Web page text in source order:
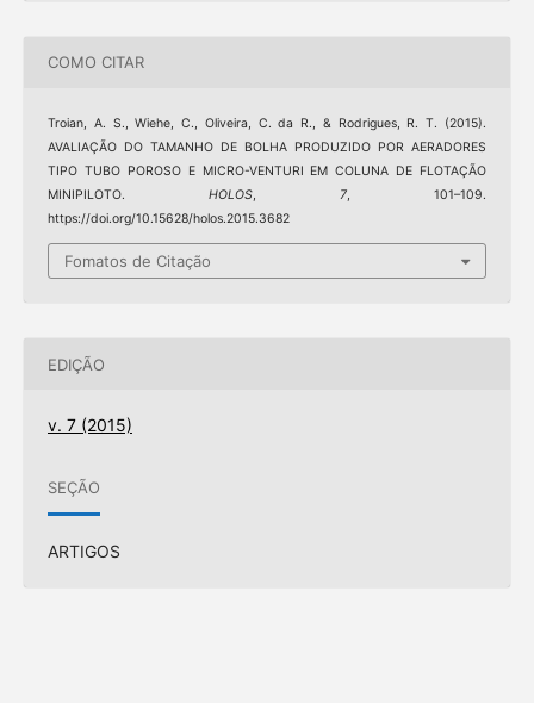
COMO CITAR
Troian, A. S., Wiehe, C., Oliveira, C. da R., & Rodrigues, R. T. (2015).
AVALIAÇÃO DO TAMANHO DE BOLHA PRODUZIDO POR AERADORES
TIPO TUBO POROSO E MICRO-VENTURI EM COLUNA DE FLOTAÇÃO
MINIPILOTO. HOLOS,7, 101–109.
https://doi.org/10.15628/holos.2015.3682
Fomatos de Citação
EDIÇÃO
v. 7 (2015)
SEÇÃO
ARTIGOS